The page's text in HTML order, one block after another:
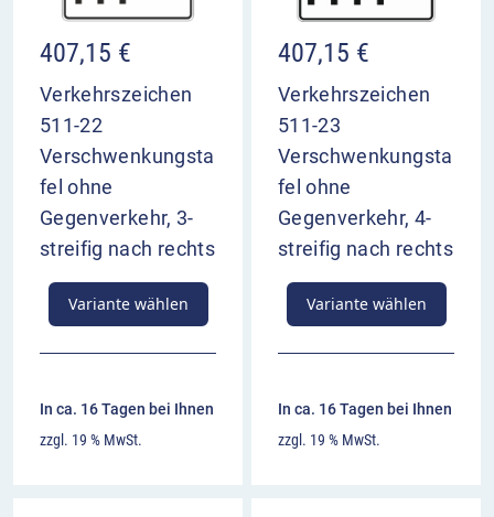
407,15 €
Verkehrszeichen
511-22
Verschwenkungsta
fel ohne
Gegenverkehr, 3-
streifig nach rechts
Variante wählen
In ca. 16 Tagen bei Ihnen
zzgl. 19 % MwSt.
407,15 €
Verkehrszeichen
511-23
Verschwenkungsta
fel ohne
Gegenverkehr, 4-
streifig nach rechts
Variante wählen
In ca. 16 Tagen bei Ihnen
zzgl. 19 % MwSt.